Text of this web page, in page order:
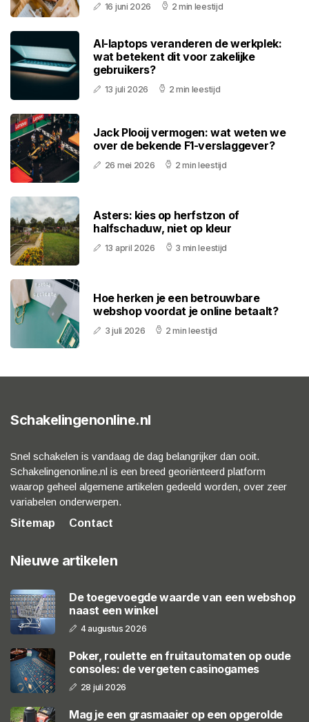
16 juni 2026 2 min leestijd
AI-laptops veranderen de werkplek:
wat betekent dit voor zakelijke
gebruikers?
13 juli 2026 2 min leestijd
Jack Plooij vermogen: wat weten we
over de bekende F1-verslaggever?
26 mei 2026 2 min leestijd
Asters: kies op herfstzon of
halfschaduw, niet op kleur
13 april 2026 3 min leestijd
Hoe herken je een betrouwbare
webshop voordat je online betaalt?
3 juli 2026 2 min leestijd
Schakelingenonline.nl
Snel schakelen is vandaag de dag belangrijker dan ooit.
Schakelingenonline.nl is een breed georiënteerd platform
waarop geheel algemene artikelen gedeeld worden, over zeer
variabelen onderwerpen.
Sitemap
Contact
Nieuwe artikelen
De toegevoegde waarde van een webshop
naast een winkel
4 augustus 2026
Poker, roulette en fruitautomaten op oude
consoles: de vergeten casinogames
28 juli 2026
Mag je een grasmaaier op een opgerolde